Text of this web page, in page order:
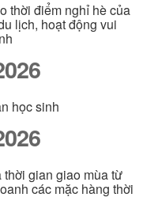
thời điểm nghỉ hè của
lịch, hoạt động vui
học sinh
gian giao mùa từ
các mặc hàng thời